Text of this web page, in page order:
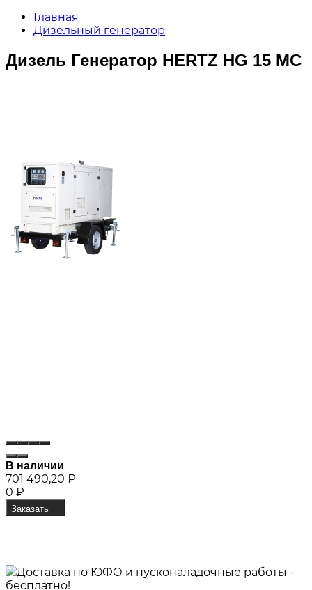
Главная
Дизельный генератор
Дизель Генератор HERTZ HG 15 MC
В наличии
701 490,20 ₽
0 ₽
Заказать
Доставка по ЮФО и пусконаладочные работы -
бесплатно!